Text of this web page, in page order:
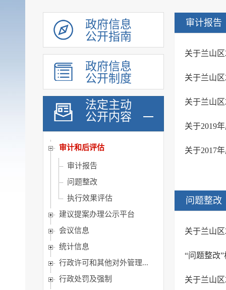
政府信息
公开指南
政府信息
公开制度
法定主动
公开内容
机构职能
权责清单
规划计划
重大建设项目
扩大有效投资
政府工作报告
重大决策预公开
审计和后评估
审计报告
问题整改
执行效果评估
建议提案办理公示平台
会议信息
统计信息
行政许可和其他对外管理...
行政处罚及强制
审计报告
关于兰山
关于兰山
关于兰山
关于2019
关于2017
问题整改
关于兰山
“问题整改
关于兰山